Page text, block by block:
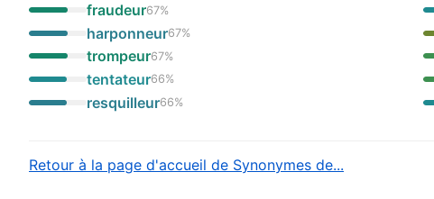
fraudeur67%
harponneur67%
trompeur67%
tentateur66%
resquilleur66%
Retour à la page d'accueil de Synonymes de...